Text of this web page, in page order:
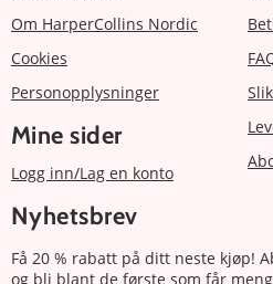
Om HarperCollins Nordic
Cookies
Personopplysninger
Mine sider
Logg inn/Lag en konto
Nyhetsbrev
Få 20 % rabatt på ditt neste kjøp!
og bli blant de første som får